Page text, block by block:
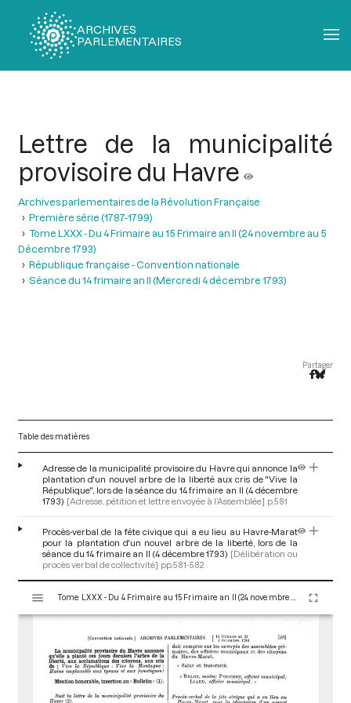
ARCHIVES
PARLEMENTAIRES
Lettre de la municipalité
provisoire du Havre
Archives parlementaires de la Révolution Française
Première série (1787-1799)
Tome LXXX - Du 4 Frimaire au 15 Frimaire an II (24 novembre au 5
Décembre 1793)
République française - Convention nationale
Séance du 14 frimaire an II (Mercredi 4 décembre 1793)
Partager
Table des matières
Adresse de la municipalité provisoire du Havre qui annonce la
plantation d'un nouvel arbre de la liberté aux cris de "Vive la
République", lors de la séance du 14 frimaire an II (4 décembre
1793) [Adresse, pétition et lettre envoyée à l’Assemblée] p.581
Procès-verbal de la fête civique qui a eu lieu au Havre-Marat
pour la plantation d'un nouvel arbre de la liberté, lors de la
séance du 14 frimaire an II (4 décembre 1793) [Délibération ou
procès verbal de collectivité] pp.581-582
s